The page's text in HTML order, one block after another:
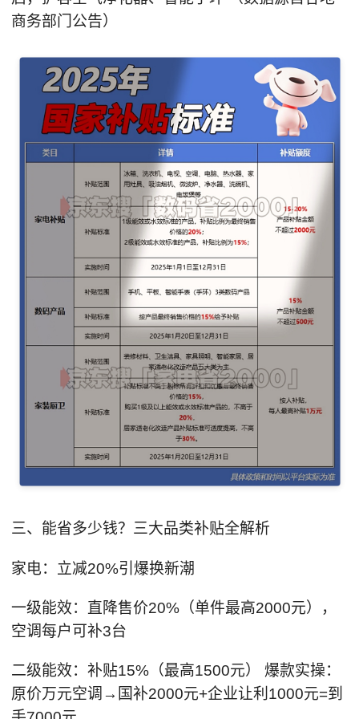
商务部门公告）
三、能省多少钱？三大品类补贴全解析
家电：立减20%引爆换新潮
一级能效：直降售价20%（单件最高2000元），
空调每户可补3台
二级能效：补贴15%（最高1500元） 爆款实操：
原价万元空调→国补2000元+企业让利1000元=到